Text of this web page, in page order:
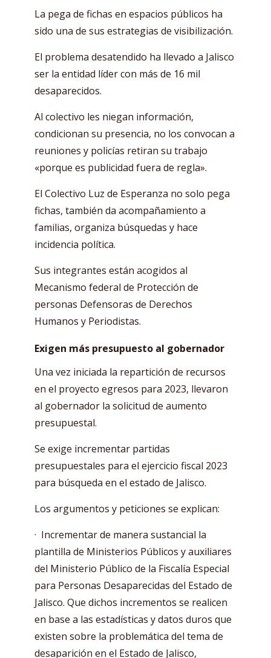
La pega de fichas en espacios públicos ha
sido una de sus estrategias de visibilización.
El problema desatendido ha llevado a Jalisco
ser la entidad líder con más de 16 mil
desaparecidos.
Al colectivo les niegan información,
condicionan su presencia, no los convocan a
reuniones y policías retiran su trabajo
«porque es publicidad fuera de regla».
El Colectivo Luz de Esperanza no solo pega
fichas, también da acompañamiento a
familias, organiza búsquedas y hace
incidencia política.
Sus integrantes están acogidos al
Mecanismo federal de Protección de
personas Defensoras de Derechos
Humanos y Periodistas.
Exigen más presupuesto al gobernador
Una vez iniciada la repartición de recursos
en el proyecto egresos para 2023, llevaron
al gobernador la solicitud de aumento
presupuestal.
Se exige incrementar partidas
presupuestales para el ejercicio fiscal 2023
para búsqueda en el estado de Jalisco.
Los argumentos y peticiones se explican:
· Incrementar de manera sustancial la
plantilla de Ministerios Públicos y auxiliares
del Ministerio Público de la Fiscalía Especial
para Personas Desaparecidas del Estado de
Jalisco. Que dichos incrementos se realicen
en base a las estadísticas y datos duros que
existen sobre la problemática del tema de
desaparición en el Estado de Jalisco,